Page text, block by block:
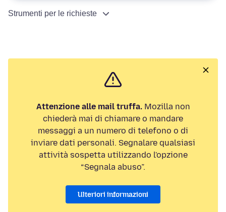
Strumenti per le richieste
Attenzione alle mail truffa.Mozilla non
chiederà mai di chiamare o mandare
messaggi a un numero di telefono o di
inviare dati personali. Segnalare qualsiasi
attività sospetta utilizzando l'opzione
“Segnala abuso”.
Ulteriori informazioni